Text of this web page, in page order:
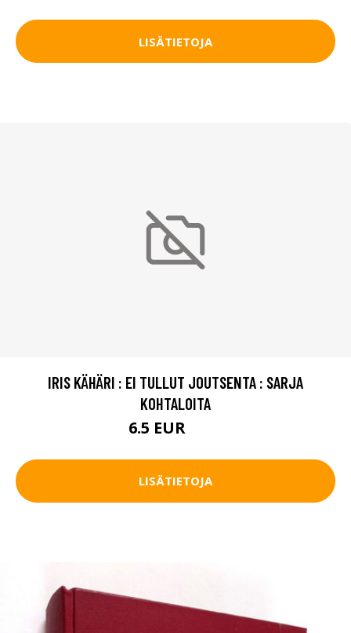
LISÄTIETOJA
IRIS KÄHÄRI : EI TULLUT JOUTSENTA : SARJA
KOHTALOITA
6.5 EUR
LISÄTIETOJA